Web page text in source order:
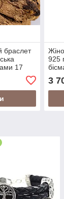
браслет
17
925
3